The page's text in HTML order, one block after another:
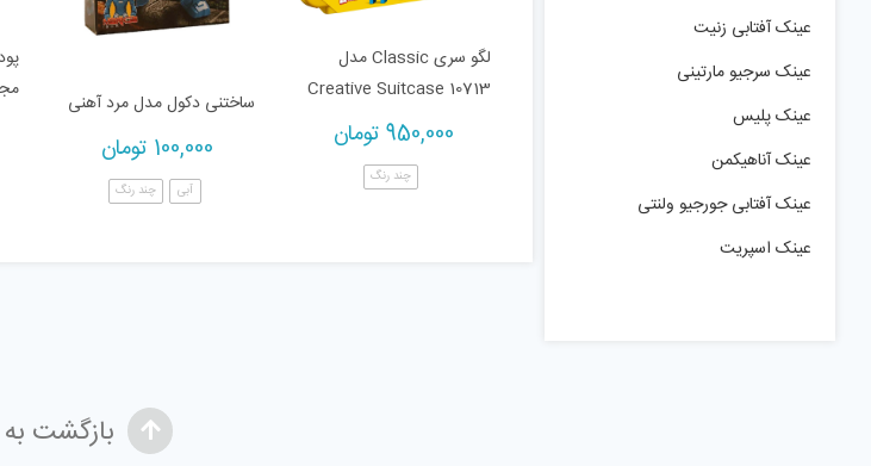
لگو سری Classic مدل
Creative Suitcase 10713
950,000 تومان
چند رنگ
ساختنی دکول مدل مرد آهنی
100,000 تومان
آبی چند رنگ
عینک آفتابی زنیت
عینک سرجیو مارتینی
عینک پلیس
عینک آناهیکمن
عینک آفتابی جورجیو ولنتی
عینک اسپریت
بازگشت به